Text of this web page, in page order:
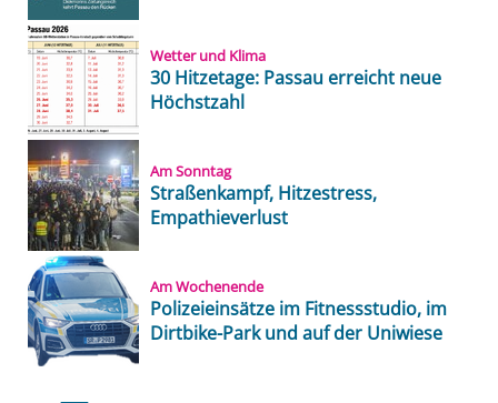
Wetter und Klima
30 Hitzetage: Passau erreicht neue
Höchstzahl
Am Sonntag
Straßenkampf, Hitzestress,
Empathieverlust
Am Wochenende
Polizeieinsätze im Fitnessstudio, im
Dirtbike-Park und auf der Uniwiese